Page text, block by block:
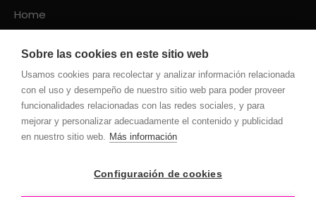
Home
Servicios
Contacto
Políticas
Privacidad
Sobre las cookies en este sitio web
Usamos cookies para recolectar y analizar información relacionada
con el uso y desempeño de nuestro sitio web para poder proveer
funcionalidades relacionadas con las redes sociales, y para
mejorar y personalizar adecuadamente el contenido y publicidad
en nuestro sitio web. Más información
Configuración de cookies